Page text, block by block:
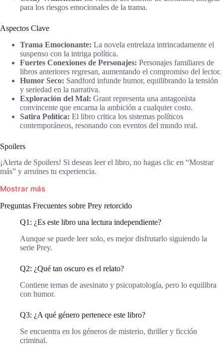
para los riesgos emocionales de la trama.
Aspectos Clave
Trama Emocionante: La novela entrelaza intrincadamente el
suspenso con la intriga política.
Fuertes Conexiones de Personajes: Personajes familiares de
libros anteriores regresan, aumentando el compromiso del lector.
Humor Seco: Sandford infunde humor, equilibrando la tensión
y seriedad en la narrativa.
Exploración del Mal: Grant representa una antagonista
convincente que encarna la ambición a cualquier costo.
Satira Política: El libro critica los sistemas políticos
contemporáneos, resonando con eventos del mundo real.
Spoilers
¡Alerta de Spoilers! Si deseas leer el libro, no hagas clic en “Mostrar
más” y arruines tu experiencia.
Mostrar más
Preguntas Frecuentes sobre Prey retorcido
Q1: ¿Es este libro una lectura independiente?
Aunque se puede leer solo, es mejor disfrutarlo siguiendo la
serie Prey.
Q2: ¿Qué tan oscuro es el relato?
Contiene temas de asesinato y psicopatología, pero lo equilibra
con humor.
Q3: ¿A qué género pertenece este libro?
Se encuentra en los géneros de misterio, thriller y ficción
criminal.